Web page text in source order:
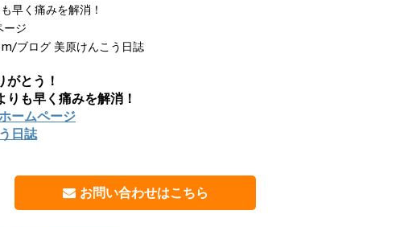
早く痛みを解消！
ージ
ログ 美原けんこう日誌
がとう！
も早く痛みを解消！
ームページ
日誌
お問い合わせはこちら